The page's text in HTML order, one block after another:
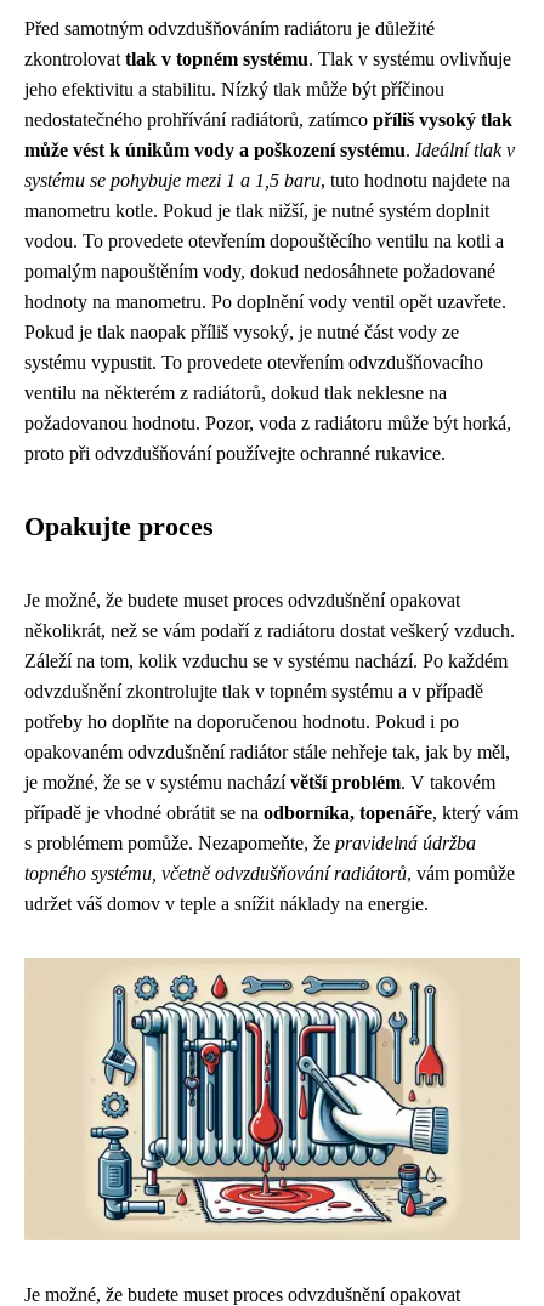
Před samotným odvzdušňováním radiátoru je důležité
zkontrolovat tlak v topném systému. Tlak v systému ovlivňuje
jeho efektivitu a stabilitu. Nízký tlak může být příčinou
nedostatečného prohřívání radiátorů, zatímco příliš vysoký tlak
může vést k únikům vody a poškození systému. Ideální tlak v
systému se pohybuje mezi 1 a 1,5 baru, tuto hodnotu najdete na
manometru kotle. Pokud je tlak nižší, je nutné systém doplnit
vodou. To provedete otevřením dopouštěcího ventilu na kotli a
pomalým napouštěním vody, dokud nedosáhnete požadované
hodnoty na manometru. Po doplnění vody ventil opět uzavřete.
Pokud je tlak naopak příliš vysoký, je nutné část vody ze
systému vypustit. To provedete otevřením odvzdušňovacího
ventilu na některém z radiátorů, dokud tlak neklesne na
požadovanou hodnotu. Pozor, voda z radiátoru může být horká,
proto při odvzdušňování používejte ochranné rukavice.
Opakujte proces
Je možné, že budete muset proces odvzdušnění opakovat
několikrát, než se vám podaří z radiátoru dostat veškerý vzduch.
Záleží na tom, kolik vzduchu se v systému nachází. Po každém
odvzdušnění zkontrolujte tlak v topném systému a v případě
potřeby ho doplňte na doporučenou hodnotu. Pokud i po
opakovaném odvzdušnění radiátor stále nehřeje tak, jak by měl,
je možné, že se v systému nacházívětší problém. V takovém
případě je vhodné obrátit se na odborníka, topenáře, který vám
s problémem pomůže. Nezapomeňte, že pravidelná údržba
topného systému, včetně odvzdušňování radiátorů, vám pomůže
udržet váš domov v teple a snížit náklady na energie.
Je možné, že budete muset proces odvzdušnění opakovat